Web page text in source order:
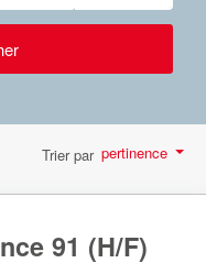
Trier par pertinence
91 (H/F)